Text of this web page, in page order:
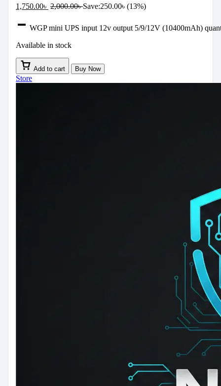
1,750.00৳ 2,000.00৳Save:250.00৳ (13%)
WGP mini UPS input 12v output 5/9/12V (10400mAh)
Available in stock
Add to cart Buy Now
Store